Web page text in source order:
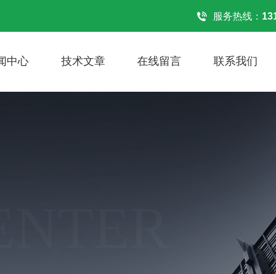
服务热线：
中心 技术文章 在线留言 联系我们